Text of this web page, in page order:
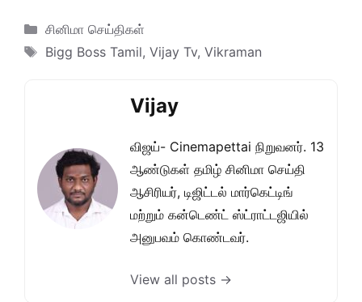
Categories
சினிமா செய்திகள்
Tags
Bigg Boss Tamil, Vijay Tv, Vikraman
Vijay
விஜய்- Cinemapettai நிறுவனர். 13
ஆண்டுகள் தமிழ் சினிமா செய்தி
ஆசிரியர், டிஜிட்டல் மார்கெட்டிங்
மற்றும் கன்டெண்ட் ஸ்ட்ராட்டஜியில்
அனுபவம் கொண்டவர்.
View all posts →